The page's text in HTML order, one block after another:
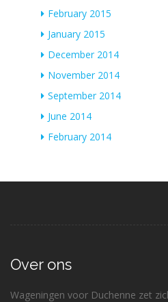
February 2015
January 2015
December 2014
November 2014
September 2014
June 2014
February 2014
Over ons
Wageningen voor Duchenne zet